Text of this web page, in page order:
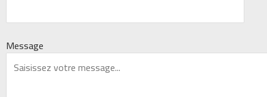
Message